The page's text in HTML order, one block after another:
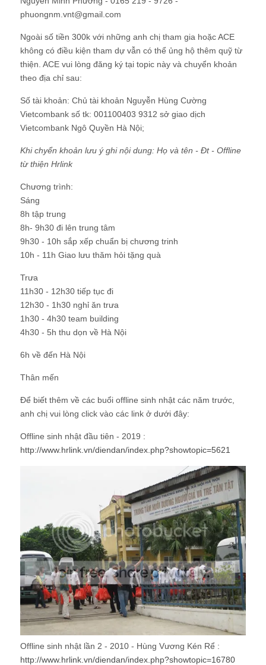
phuongnm.vnt@gmail.com
Ngoài số tiền 300k với những anh chị tham gia hoặc ACE
không có điều kiện tham dự vẫn có thể ủng hộ thêm quỹ từ
thiện. ACE vui lòng đăng ký tại topic này và chuyển khoản
theo địa chỉ sau:
Số tài khoản: Chủ tài khoản Nguyễn Hùng Cường
Vietcombank số tk: 001100403 9312 sở giao dịch
Vietcombank Ngô Quyền Hà Nội;
Khi chyển khoản lưu ý ghi nội dung: Họ và tên - Đt - Offline
từ thiện Hrlink
Chương trình:
Sáng
8h tập trung
8h- 9h30 đi lên trung tâm
9h30 - 10h sắp xếp chuẩn bị chương trinh
10h - 11h Giao lưu thăm hỏi tặng quà
Trưa
11h30 - 12h30 tiếp tục đi
12h30 - 1h30 nghỉ ăn trưa
1h30 - 4h30 team building
4h30 - 5h thu dọn về Hà Nội
6h về đến Hà Nội
Thân mến
Để biết thêm về các buổi offline sinh nhật các năm trước,
anh chị vui lòng click vào các link ở dưới đây:
Offline sinh nhật đầu tiên - 2019 :
http://www.hrlink.vn/diendan/index.php?showtopic=5621
Offline sinh nhật lần 2 - 2010 - Hùng Vương Kén Rể :
http://www.hrlink.vn/diendan/index.php?showtopic=16780